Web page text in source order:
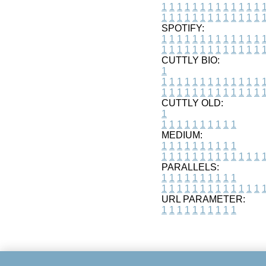
1 1 1 1 1 1 1 1 1 1 1 1 1 1
1 1 1 1 1 1 1 1 1 1 1 1 1 1
SPOTIFY:
1 1 1 1 1 1 1 1 1 1 1 1 1 1
1 1 1 1 1 1 1 1 1 1 1 1 1 1
CUTTLY BIO:
1
1 1 1 1 1 1 1 1 1 1 1 1 1 1
1 1 1 1 1 1 1 1 1 1 1 1 1 1
CUTTLY OLD:
1
1 1 1 1 1 1 1 1 1 1
MEDIUM:
1 1 1 1 1 1 1 1 1 1
1 1 1 1 1 1 1 1 1 1 1 1 1 1
PARALLELS:
1 1 1 1 1 1 1 1 1 1
1 1 1 1 1 1 1 1 1 1 1 1 1 1
URL PARAMETER:
1 1 1 1 1 1 1 1 1 1